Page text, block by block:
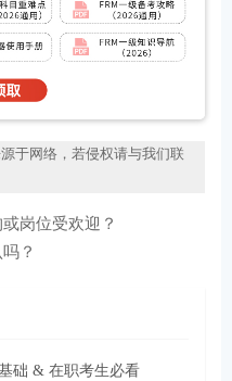
于网络，若侵权请与我们联
岗位受欢迎？
？
础 & 在职考生必看